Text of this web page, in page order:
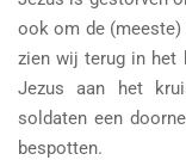
ook om de (meeste)
zien wij terug in het
Jezus aan het
soldaten een
bespotten.